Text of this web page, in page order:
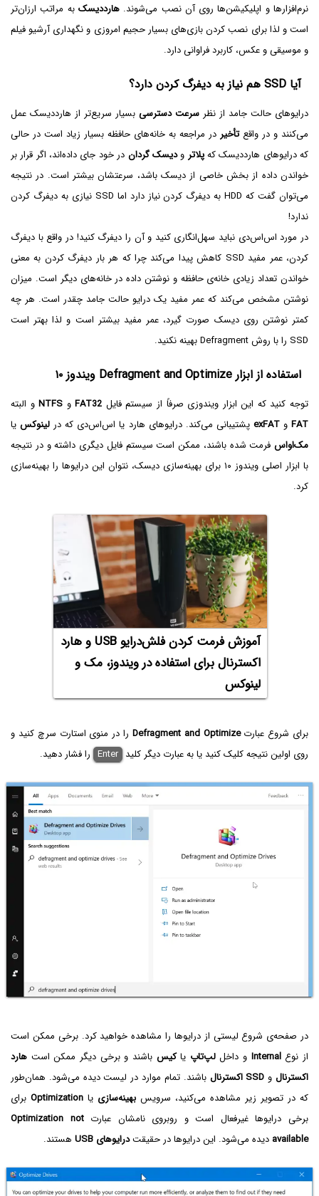
نرم‌افزارها و اپلیکیشن‌ها روی آن نصب می‌شوند.هارددیسک به مراتب ارزان‌تر
است و لذا برای نصب کردن بازی‌های بسیار حجیم امروزی و نگهداری آرشیو فیلم
و موسیقی و عکس، کاربرد فراوانی دارد.
آیا SSD هم نیاز به دیفرگ کردن دارد؟
درایوهای حالت جامد از نظر سرعت دسترسی بسیار سریع‌تر از هارددیسک عمل
می‌کنند و در واقعتأخیر در مراجعه به خانه‌های حافظه بسیار زیاد است در حالی
که درایوهای هارددیسک کهپلاتر ودیسک گردان در خود جای داده‌اند، اگر قرار بر
خواندن داده از بخش خاصی از دیسک باشد، سرعتشان بیشتر است. در نتیجه
می‌توان گفت که HDD به دیفرگ کردن نیاز دارد اما SSD نیازی به دیفرگ کردن
ندارد!
در مورد اس‌اس‌دی نباید سهل‌انگاری کنید و آن را دیفرگ کنید! در واقع با دیفرگ
کردن، عمر مفید SSD کاهش پیدا می‌کند چرا که هر بار دیفرگ کردن به معنی
خواندن تعداد زیادی خانه‌ی حافظه و نوشتن داده در خانه‌های دیگر است. میزان
نوشتن مشخص می‌کند که عمر مفید یک درایو حالت جامد چقدر است. هر چه
کمتر نوشتن روی دیسک صورت گیرد، عمر مفید بیشتر است و لذا بهتر است
SSD را با روش Defragment بهینه نکنید.
استفاده از ابزار Defragment and Optimize ویندوز ۱۰
توجه کنید که این ابزار ویندوزی صرفاً از سیستم فایل FAT32و NTFSو البته
FATوexFAT پشتیبانی می‌کند. درایوهای هارد یا اس‌اس‌دی که در لینوکسیا
مک‌او‌اس فرمت شده باشند، ممکن است سیستم فایل دیگری داشته و در نتیجه
با ابزار اصلی ویندوز ۱۰ برای بهینه‌سازی دیسک، نتوان این درایوها را بهینه‌سازی
کرد.
آموزش فرمت کردن فلش‌درایو USB و هارد
اکسترنال برای استفاده در ویندوز، مک و
لینوکس
برای شروع عبارتDefragment and Optimize را در منوی استارت سرچ کنید و
روی اولین نتیجه کلیک کنید یا به عبارت دیگر کلید Enter را فشار دهید.
در صفحه‌ی شروع لیستی از درایوها را مشاهده خواهید کرد. برخی ممکن است
از نوعInternal و داخللپ‌تاپ یاکیس باشند و برخی دیگر ممکن است هارد
اکسترنالو SSD اکسترنال
باشند. تمام موارد در لیست دیده می‌شود. همان‌طور
که در تصویر زیر مشاهده می‌کنید، سرویس بهینه‌سازی یا Optimization برای
برخی درایوها غیرفعال است و روبروی نامشان عبارتOptimization not
available دیده می‌شود. این درایوها در حقیقتدرایوهای USB هستند.